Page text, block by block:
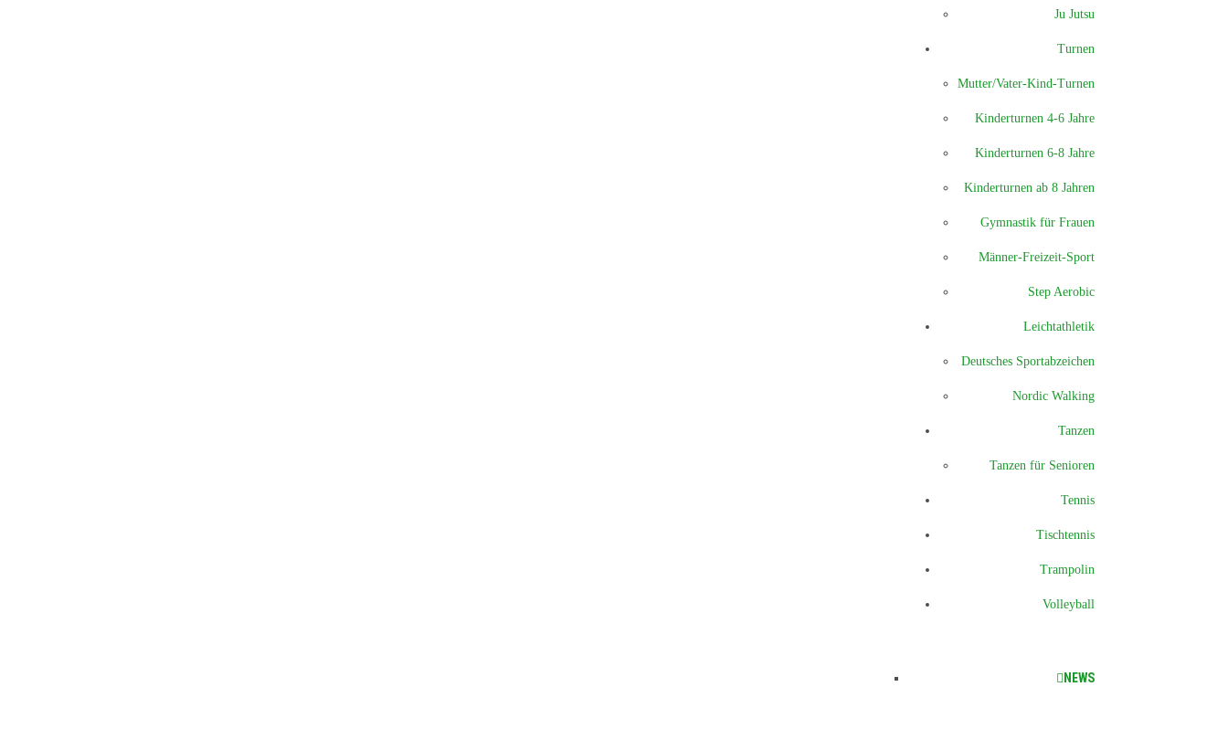
Ju Jutsu
Turnen
Mutter/Vater-Kind-Turnen
Kinderturnen 4-6 Jahre
Kinderturnen 6-8 Jahre
Kinderturnen ab 8 Jahren
Gymnastik für Frauen
Männer-Freizeit-Sport
Step Aerobic
Leichtathletik
Deutsches Sportabzeichen
Nordic Walking
Tanzen
Tanzen für Senioren
Tennis
Tischtennis
Trampolin
Volleyball
NEWS